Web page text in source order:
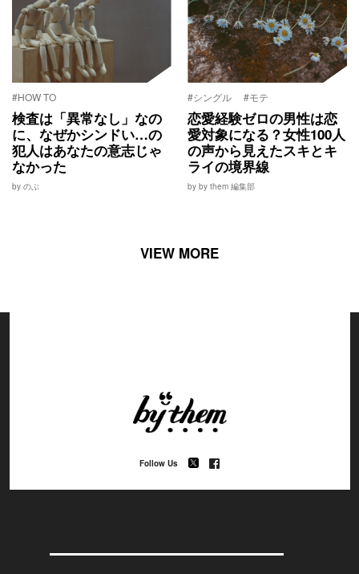
#HOW TO
検査は「異常なし」なの
に、なぜかシンドい…の
犯人はあなたの意志じゃ
なかった
by のぶ
#シングル #モテ
恋愛経験ゼロの男性は恋
愛対象になる？女性100人
の声から見えたスキとキ
ライの境界線
by by them 編集部
VIEW MORE
Follow Us